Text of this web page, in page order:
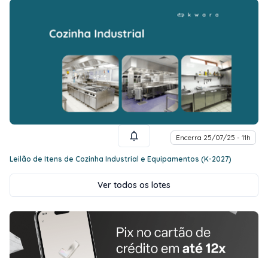
Encerra 25/07/25 - 11h
Leilão de Itens de Cozinha Industrial e Equipamentos (K-2027)
Ver todos os lotes